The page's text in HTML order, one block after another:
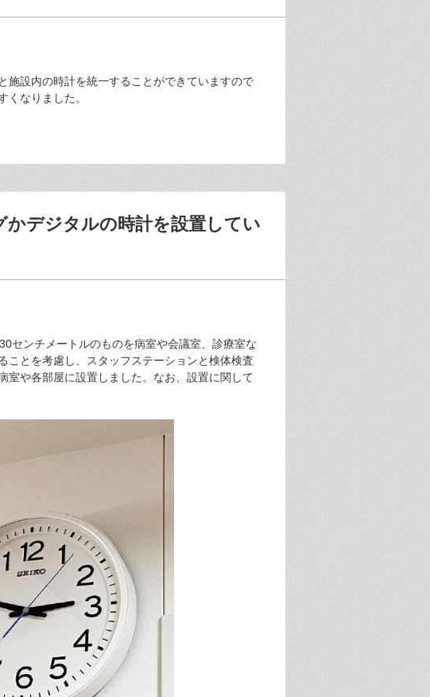
施設内の時計を統一することができていますので
なりました。
かデジタルの時計を設置してい
センチメートルのものを病室や会議室、診療室な
ことを考慮し、スタッフステーションと検体検査
室や各部屋に設置しました。なお、設置に関して